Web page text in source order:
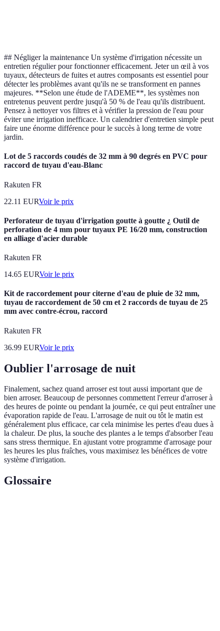
## Négliger la maintenance Un système d'irrigation nécessite un
entretien régulier pour fonctionner efficacement. Jeter un œil à vos
tuyaux, détecteurs de fuites et autres composants est essentiel pour
détecter les problèmes avant qu'ils ne se transforment en pannes
majeures. **Selon une étude de l'ADEME**, les systèmes non
entretenus peuvent perdre jusqu'à 50 % de l'eau qu'ils distribuent.
Pensez à nettoyer vos filtres et à vérifier la pression de l'eau pour
éviter une irrigation inefficace. Un calendrier d'entretien simple peut
faire une énorme différence pour le succès à long terme de votre
jardin.
Lot de 5 raccords coudés de 32 mm à 90 degrés en PVC pour
raccord de tuyau d'eau-Blanc
Rakuten FR
22.11 EURVoir le prix
Perforateur de tuyau d'irrigation goutte à goutte ¿ Outil de
perforation de 4 mm pour tuyaux PE 16/20 mm, construction
en alliage d'acier durable
Rakuten FR
14.65 EURVoir le prix
Kit de raccordement pour citerne d'eau de pluie de 32 mm,
tuyau de raccordement de 50 cm et 2 raccords de tuyau de 25
mm avec contre-écrou, raccord
Rakuten FR
36.99 EURVoir le prix
Oublier l'arrosage de nuit
Finalement, sachez quand arroser est tout aussi important que de
bien arroser. Beaucoup de personnes commettent l'erreur d'arroser à
des heures de pointe ou pendant la journée, ce qui peut entraîner une
évaporation rapide de l'eau. L'arrosage de nuit ou tôt le matin est
généralement plus efficace, car cela minimise les pertes d'eau dues à
la chaleur. De plus, la souche des plantes a le temps d'absorber l'eau
sans stress thermique. En ajustant votre programme d'arrosage pour
les heures les plus fraîches, vous maximisez les bénéfices de votre
système d'irrigation.
Glossaire